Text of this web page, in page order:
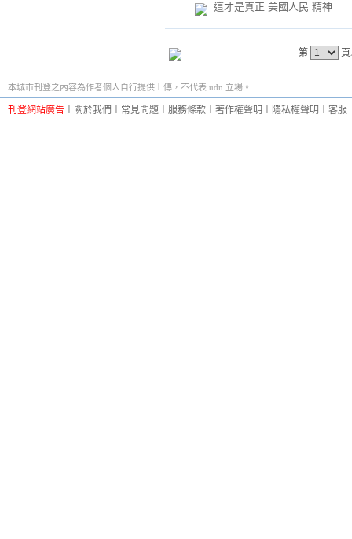
這才是真正 美國人民 精神
第
本城市刊登之內容為作者個人自行提供上傳，不代表 udn 立場。
刊登網站廣告 關於我們 常見問題 服務條款 著作權聲明 隱私權聲明 客服